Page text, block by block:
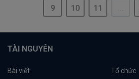
9 10 11
TÀI NGUYÊN
Bài viết Tổ chức